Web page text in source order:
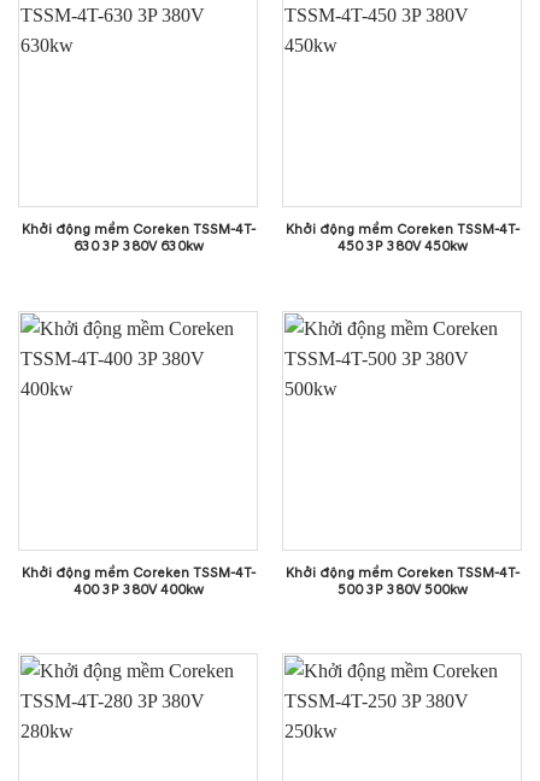
Khởi động mềm Coreken TSSM-4T-
630 3P 380V 630kw
Khởi động mềm Coreken TSSM-4T-
450 3P 380V 450kw
Khởi động mềm Coreken TSSM-4T-
400 3P 380V 400kw
Khởi động mềm Coreken TSSM-4T-
500 3P 380V 500kw